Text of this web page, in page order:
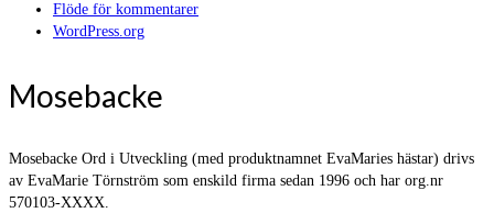
Flöde för kommentarer
WordPress.org
Mosebacke
Mosebacke Ord i Utveckling (med produktnamnet EvaMaries hästar) drivs
av EvaMarie Törnström som enskild firma sedan 1996 och har org.nr
570103-XXXX.